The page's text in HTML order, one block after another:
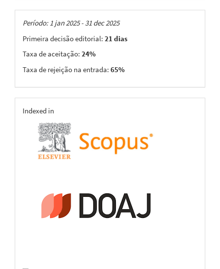
Taxas
Período: 1 jan 2025 - 31 dec 2025
Primeira decisão editorial: 21 dias
Taxa de aceitação: 24%
Taxa de rejeição na entrada: 65%
indexing
Indexed in